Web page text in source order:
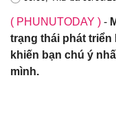
( PHUNUTODAY ) -
trạng thái phát triển
khiến bạn chú ý
mình.